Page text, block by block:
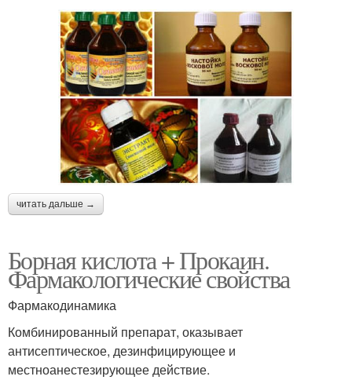
читать дальше →
Борная кислота + Прокаин.
Фармакологические свойства
Фармакодинамика
Комбинированный препарат, оказывает
антисептическое, дезинфицирующее и
местноанестезирующее действие.